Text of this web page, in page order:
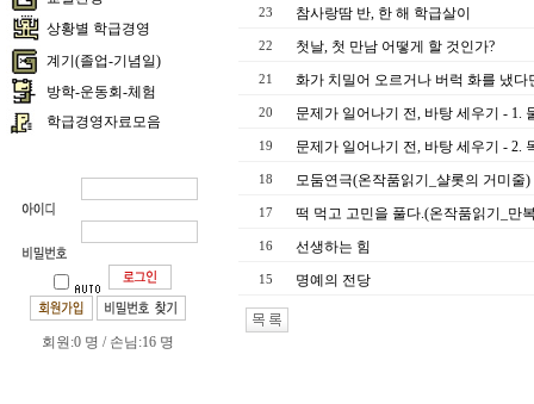
상황별 학급경영
계기(졸업-기념일)
방학-운동회-체험
학급경영자료모음
회원:0 명 / 손님:16 명
23 참사랑땀 반, 한 해 학급살이
22 첫날, 첫 만남 어떻게 할 것인가?
21 화가 치밀어 오르거나 버럭 화를 냈다
20 문제가 일어나기 전, 바탕 세우기 - 1.
19 문제가 일어나기 전, 바탕 세우기 - 2.
18 모둠연극(온작품읽기_샬롯의 거미줄)
17 떡 먹고 고민을 풀다.(온작품읽기_만
16 선생하는 힘
15 명예의 전당